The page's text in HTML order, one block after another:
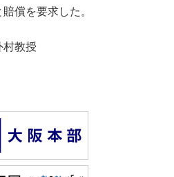
償を要求した。
村教授